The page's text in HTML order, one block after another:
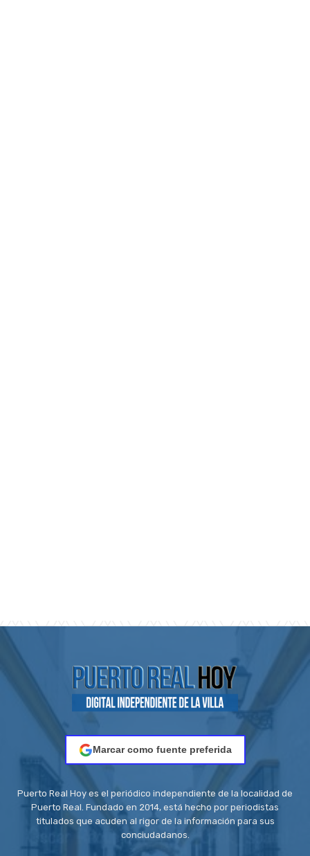
Marcar como fuente preferida
Puerto Real Hoy es el periódico independiente de la localidad de
Puerto Real. Fundado en 2014, está hecho por periodistas
titulados que acuden al rigor de la información para sus
conciudadanos.